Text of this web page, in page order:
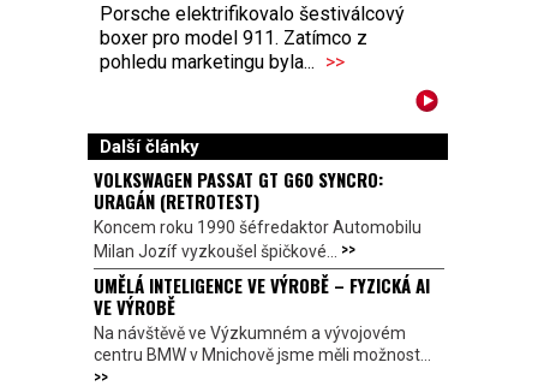
Porsche elektrifikovalo šestiválcový
boxer pro model 911. Zatímco z
pohledu marketingu byla... >>
Další články
VOLKSWAGEN PASSAT GT G60 SYNCRO:
URAGÁN (RETROTEST)
Koncem roku 1990 šéfredaktor Automobilu
Milan Jozíf vyzkoušel špičkové... >>
UMĚLÁ INTELIGENCE VE VÝROBĚ – FYZICKÁ AI
VE VÝROBĚ
Na návštěvě ve Výzkumném a vývojovém
centru BMW v Mnichově jsme měli možnost...
>>